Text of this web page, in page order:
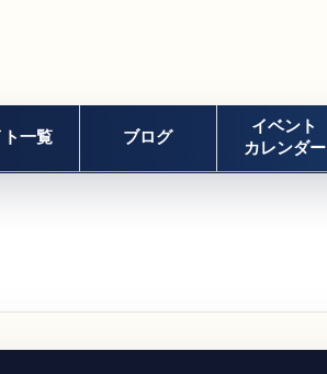
ト一覧 ブログ
イベント
カレンダー